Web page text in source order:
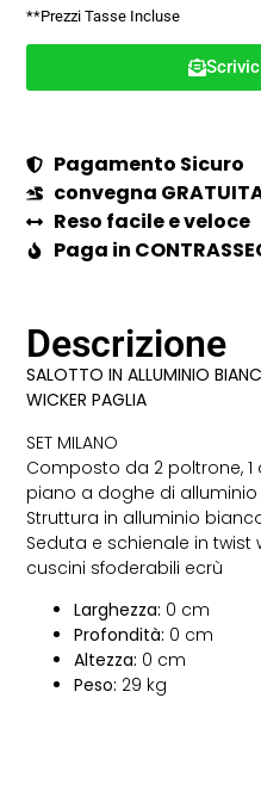
**Prezzi Tasse Incluse
Pagamento Sicuro
convegna
Reso facile e veloce
Paga in
Descrizione
SALOTTO IN ALLUMINIO
WICKER PAGLIA
SET MILANO
Composto da 2 poltrone,
piano a doghe di alluminio
Struttura in alluminio
Seduta e schienale in
cuscini sfoderabili ecrù
Larghezza: 0 cm
Profondità: 0 cm
Altezza: 0 cm
Peso: 29 kg